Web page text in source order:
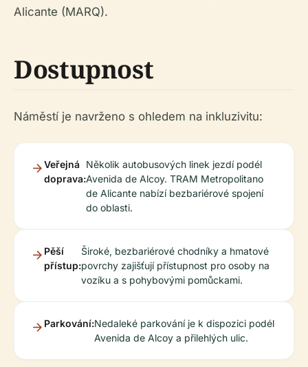
Alicante (MARQ).
Dostupnost
Náměstí je navrženo s ohledem na inkluzivitu:
Veřejná
doprava:
Několik autobusových linek jezdí podél
Avenida de Alcoy. TRAM Metropolitano
de Alicante nabízí bezbariérové spojení
do oblasti.
Pěší
přístup:
Široké, bezbariérové chodníky a hmatové
povrchy zajišťují přístupnost pro osoby na
vozíku a s pohybovými pomůckami.
Parkování:Nedaleké parkování je k dispozici podél
Avenida de Alcoy a přilehlých ulic.